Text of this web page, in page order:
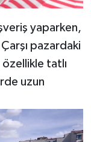
yaparken,
pazardaki
tatlı
uzun